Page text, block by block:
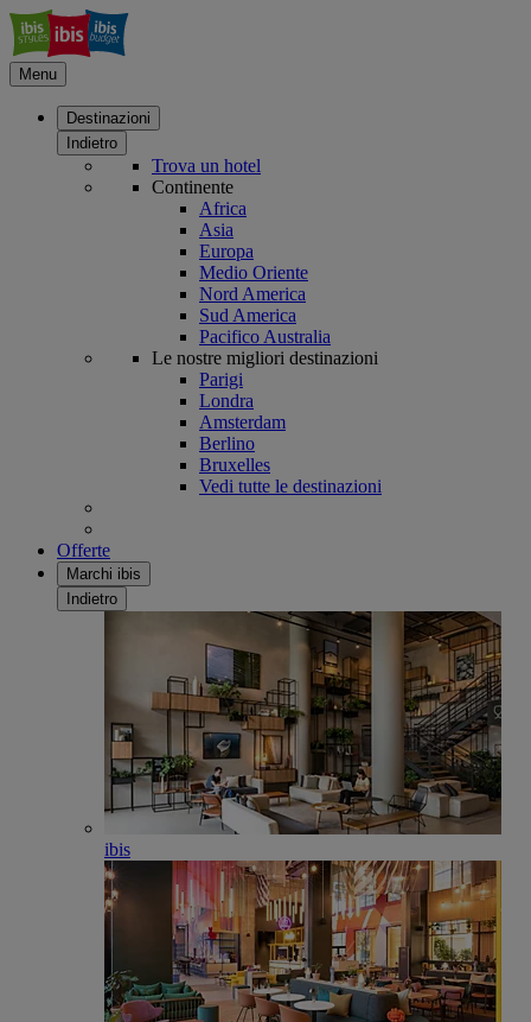
Menu
Destinazioni
Indietro
Trova un hotel
Continente
Africa
Asia
Europa
Medio Oriente
Nord America
Sud America
Pacifico Australia
Le nostre migliori destinazioni
Parigi
Londra
Amsterdam
Berlino
Bruxelles
Vedi tutte le destinazioni
Offerte
Marchi ibis
Indietro
ibis